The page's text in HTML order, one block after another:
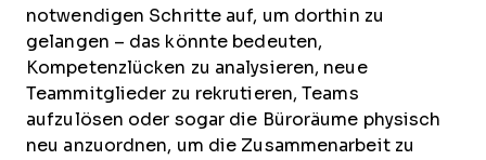
notwendigen Schritte auf, um dorthin zu
gelangen – das könnte bedeuten,
Kompetenzlücken zu analysieren, neue
Teammitglieder zu rekrutieren, Teams
aufzulösen oder sogar die Büroräume physisch
neu anzuordnen, um die Zusammenarbeit zu